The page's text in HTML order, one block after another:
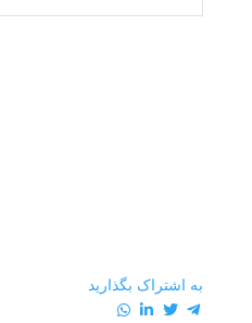
به اشتراک بگذارید